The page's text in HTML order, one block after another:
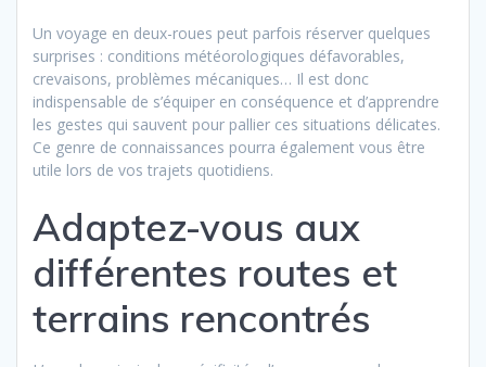
Un voyage en deux-roues peut parfois réserver quelques
surprises : conditions météorologiques défavorables,
crevaisons, problèmes mécaniques… Il est donc
indispensable de s’équiper en conséquence et d’apprendre
les gestes qui sauvent pour pallier ces situations délicates.
Ce genre de connaissances pourra également vous être
utile lors de vos trajets quotidiens.
Adaptez-vous aux
différentes routes et
terrains rencontrés